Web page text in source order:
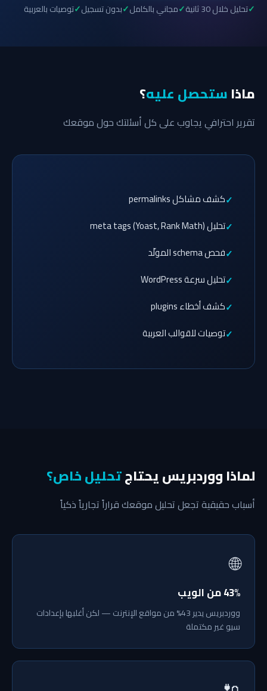
تحليل خلال 30 ثانية مجاني بالكامل بدون تسجيل توصيات بالعربية
ماذاستحصل عليه؟
تقرير احترافي يجاوب على كل أسئلتك حول موقعك
كشف مشاكل permalinks
تحليل meta tags (Yoast, Rank Math)
فحص schema المولّد
تحليل سرعة WordPress
كشف أخطاء plugins
توصيات للقوالب العربية
لماذا ووردبريس يحتاجتحليل خاص؟
أسباب حقيقية تجعل تحليل موقعك قراراً تجارياً ذكياً
🌐
43% من الويب
ووردبريس يدير 43% من مواقع الإنترنت — لكن أغلبها بإعدادات
سيو غير مكتملة